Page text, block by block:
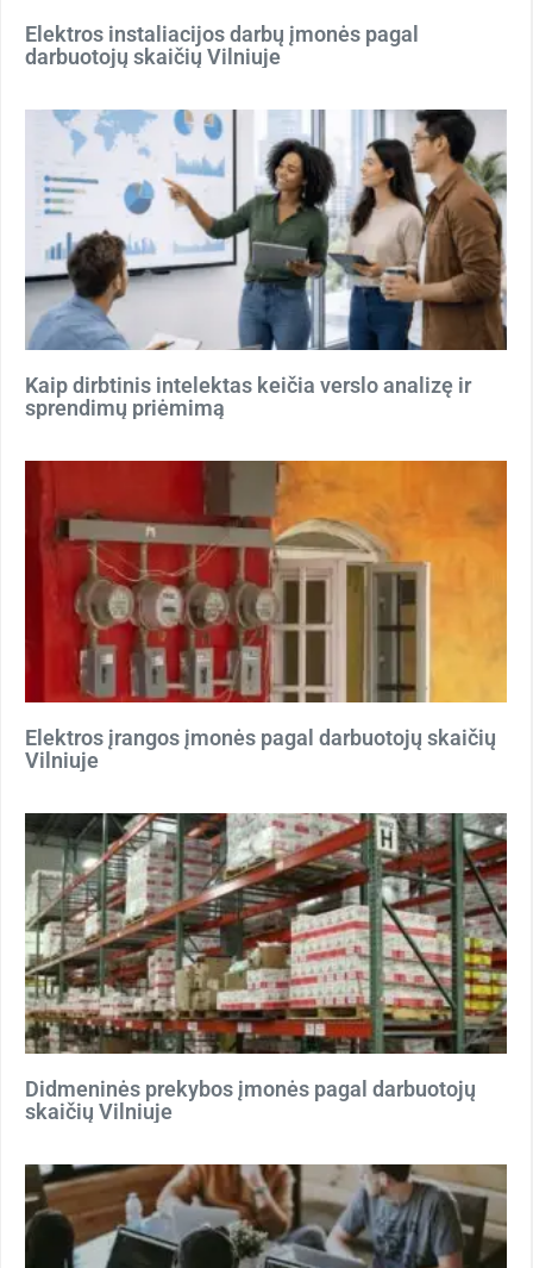
Elektros instaliacijos darbų įmonės pagal
darbuotojų skaičių Vilniuje
Kaip dirbtinis intelektas keičia verslo analizę ir
sprendimų priėmimą
Elektros įrangos įmonės pagal darbuotojų skaičių
Vilniuje
Didmeninės prekybos įmonės pagal darbuotojų
skaičių Vilniuje